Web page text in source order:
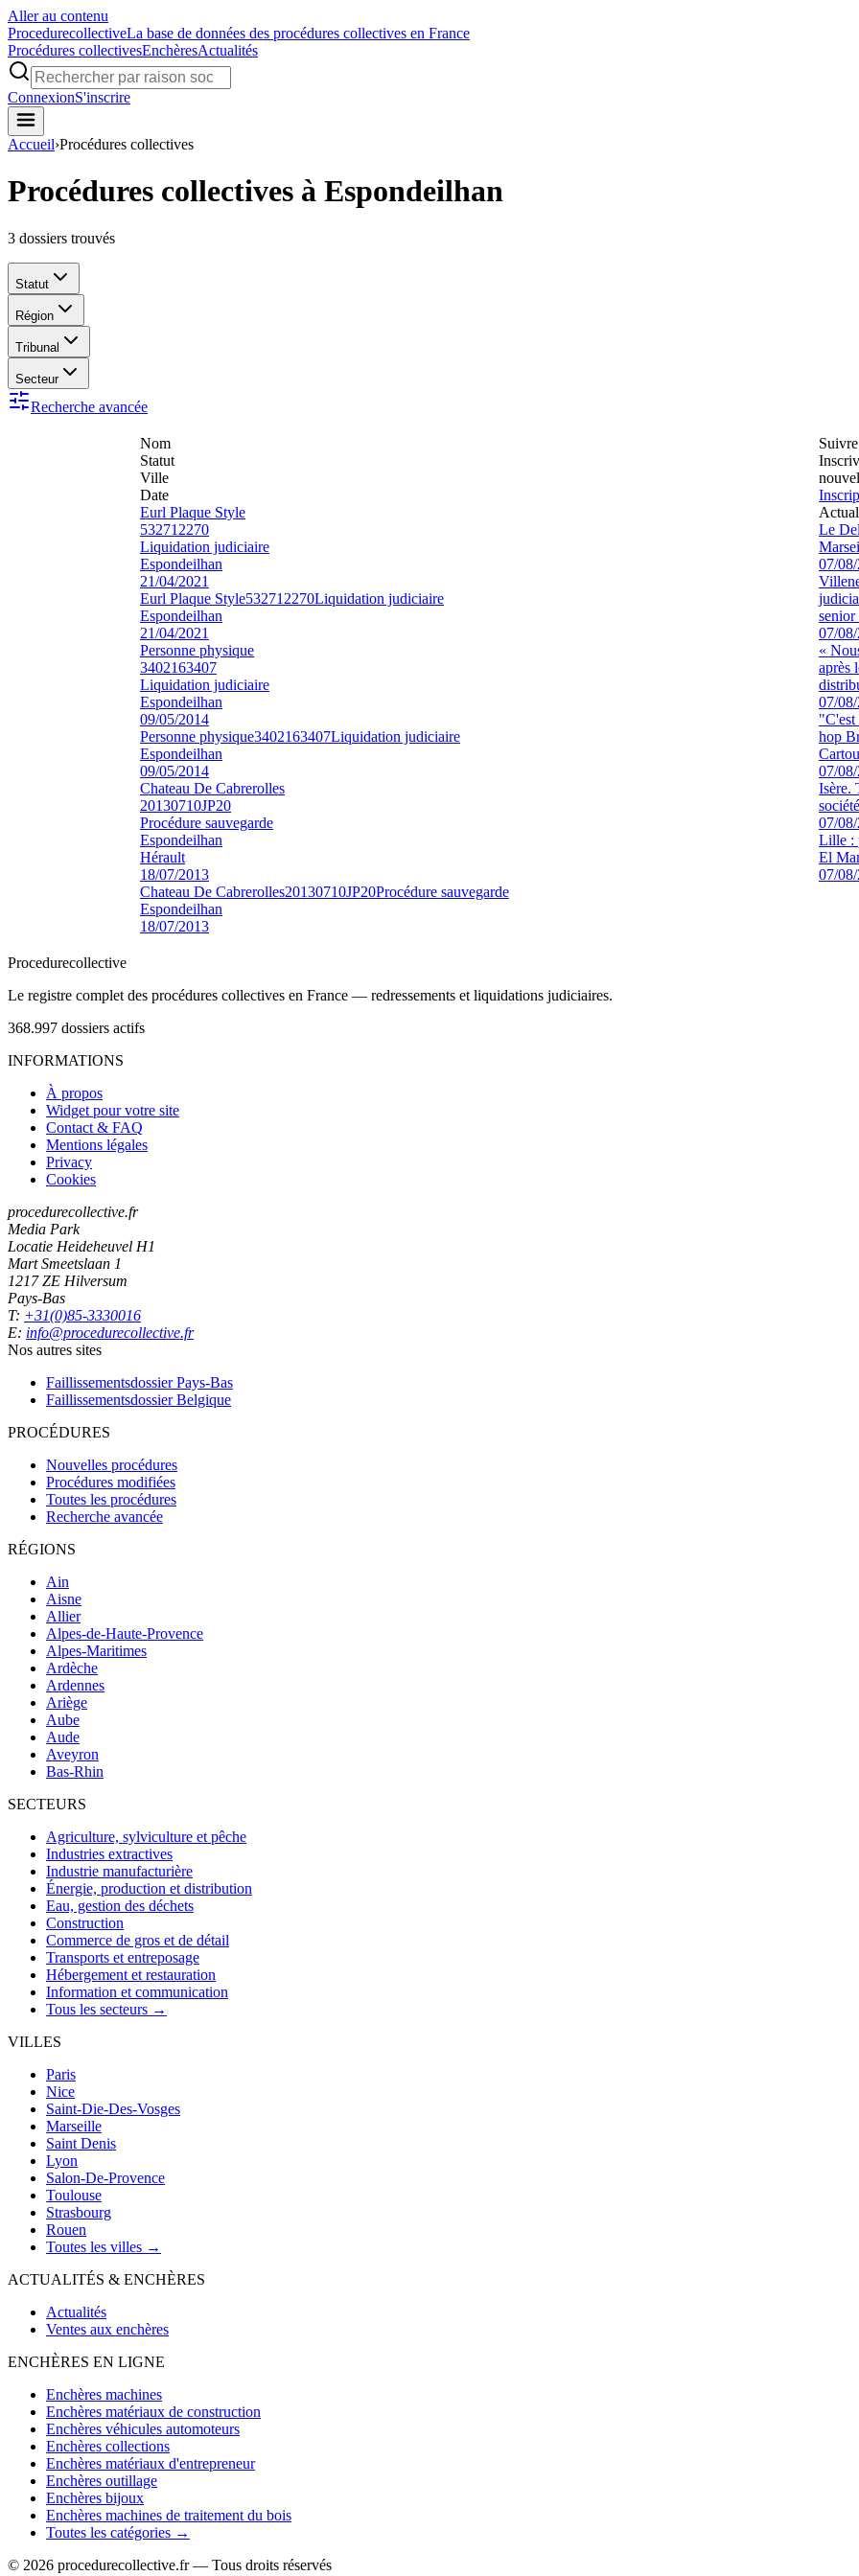
Aller au contenu
ProcedurecollectiveLa base de données des procédures collectives en France
Procédures collectivesEnchèresActualités
ConnexionS'inscrire
Accueil›Procédures collectives
Procédures collectives à Espondeilhan
3 dossiers trouvés
Statut
Région
Tribunal
Secteur
Recherche avancée
Nom
Statut
Ville
Date
Eurl Plaque Style
532712270
Liquidation judiciaire
Espondeilhan
21/04/2021
Eurl Plaque Style532712270Liquidation judiciaire
Espondeilhan
21/04/2021
Personne physique
3402163407
Liquidation judiciaire
Espondeilhan
09/05/2014
Personne physique3402163407Liquidation judiciaire
Espondeilhan
09/05/2014
Chateau De Cabrerolles
20130710JP20
Procédure sauvegarde
Espondeilhan
Hérault
18/07/2013
Chateau De Cabrerolles20130710JP20Procédure sauvegarde
Espondeilhan
18/07/2013
Le
07/
07/
«
après
07/
"C'est
hop
07/
Isère.
07/
Lille :
El
07/
Procedurecollective
Le registre complet des procédures collectives en France — redressements et liquidations judiciaires.
368.997 dossiers actifs
INFORMATIONS
À propos
Widget pour votre site
Contact & FAQ
Mentions légales
Privacy
Cookies
procedurecollective.fr
Media Park
Locatie Heideheuvel H1
Mart Smeetslaan 1
1217 ZE Hilversum
Pays-Bas
T: +31(0)85-3330016
E: info@procedurecollective.fr
Nos autres sites
Faillissementsdossier Pays-Bas
Faillissementsdossier Belgique
PROCÉDURES
Nouvelles procédures
Procédures modifiées
Toutes les procédures
Recherche avancée
RÉGIONS
Ain
Aisne
Allier
Alpes-de-Haute-Provence
Alpes-Maritimes
Ardèche
Ardennes
Ariège
Aube
Aude
Aveyron
Bas-Rhin
SECTEURS
Agriculture, sylviculture et pêche
Industries extractives
Industrie manufacturière
Énergie, production et distribution
Eau, gestion des déchets
Construction
Commerce de gros et de détail
Transports et entreposage
Hébergement et restauration
Information et communication
Tous les secteurs →
VILLES
Paris
Nice
Saint-Die-Des-Vosges
Marseille
Saint Denis
Lyon
Salon-De-Provence
Toulouse
Strasbourg
Rouen
Toutes les villes →
ACTUALITÉS & ENCHÈRES
Actualités
Ventes aux enchères
ENCHÈRES EN LIGNE
Enchères machines
Enchères matériaux de construction
Enchères véhicules automoteurs
Enchères collections
Enchères matériaux d'entrepreneur
Enchères outillage
Enchères bijoux
Enchères machines de traitement du bois
Toutes les catégories →
© 2026 procedurecollective.fr — Tous droits réservés